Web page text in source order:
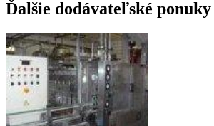
Ďalšie dodávateľské ponuky